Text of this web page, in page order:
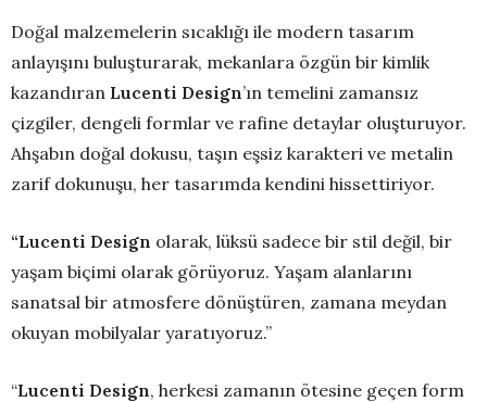
Doğal malzemelerin sıcaklığı ile modern tasarım
anlayışını buluşturarak, mekanlara özgün bir kimlik
kazandıran Lucenti Design’ın temelini zamansız
çizgiler, dengeli formlar ve rafine detaylar oluşturuyor.
Ahşabın doğal dokusu, taşın eşsiz karakteri ve metalin
zarif dokunuşu, her tasarımda kendini hissettiriyor.
“Lucenti Design olarak, lüksü sadece bir stil değil, bir
yaşam biçimi olarak görüyoruz. Yaşam alanlarını
sanatsal bir atmosfere dönüştüren, zamana meydan
okuyan mobilyalar yaratıyoruz.”
“Lucenti Design, herkesi zamanın ötesine geçen form